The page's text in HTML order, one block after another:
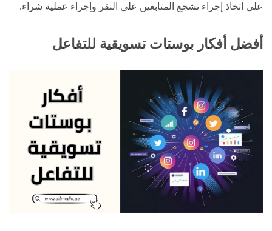
على اتخاذ إجراء تشجع المتابعين على النقر وإجراء عملية شراء.
أفضل أفكار بوستات تسويقية للتفاعل